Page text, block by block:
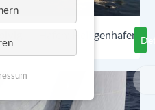
Heiligenhafen